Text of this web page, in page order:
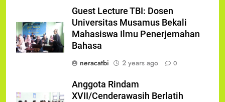
Guest Lecture TBI: Dosen
Universitas Musamus Bekali
Mahasiswa Ilmu Penerjemahan
Bahasa
neracatbi
2 years ago 0
Anggota Rindam
XVII/Cenderawasih Berlatih